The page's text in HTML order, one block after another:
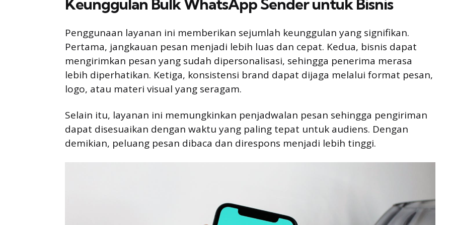
Keunggulan Bulk WhatsApp Sender untuk Bisnis
Penggunaan layanan ini memberikan sejumlah keunggulan yang signifikan.
Pertama, jangkauan pesan menjadi lebih luas dan cepat. Kedua, bisnis dapat
mengirimkan pesan yang sudah dipersonalisasi, sehingga penerima merasa
lebih diperhatikan. Ketiga, konsistensi brand dapat dijaga melalui format pesan,
logo, atau materi visual yang seragam.
Selain itu, layanan ini memungkinkan penjadwalan pesan sehingga pengiriman
dapat disesuaikan dengan waktu yang paling tepat untuk audiens. Dengan
demikian, peluang pesan dibaca dan direspons menjadi lebih tinggi.